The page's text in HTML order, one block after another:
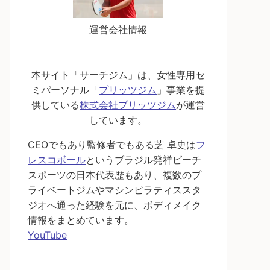
運営会社情報
本サイト「サーチジム」は、女性専用セ
ミパーソナル「プリッツジム 」事業を提
供している株式会社プリッツジムが運営
しています。
CEOでもあり監修者でもある芝 卓史はフ
レスコボールというブラジル発祥ビーチ
スポーツの日本代表歴もあり、複数のプ
ライベートジムやマシンピラティススタ
ジオへ通った経験を元に、ボディメイク
情報をまとめています。
YouTube